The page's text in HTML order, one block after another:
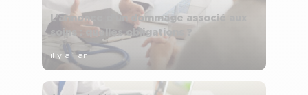
L’annonce d’un dommage associé aux
soins : quelles obligations ?
il y a 1 an